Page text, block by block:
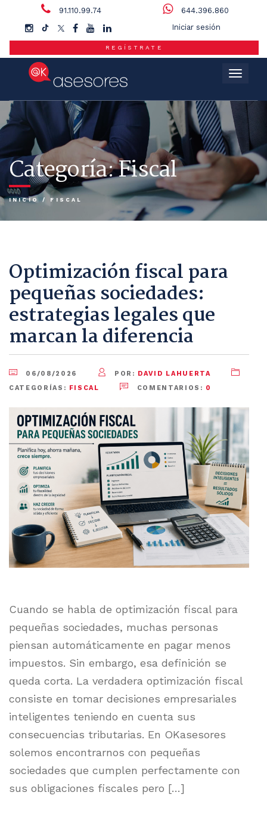
91.110.99.74
644.396.860
Iniciar sesión
REGÍSTRATE
Menú
Categoría:Fiscal
INICIO/ FISCAL
Optimización fiscal para
pequeñas sociedades:
estrategias legales que
marcan la diferencia
06/08/2026 POR: DAVID LAHUERTA
CATEGORÍAS: FISCAL COMENTARIOS: 0
Cuando se habla de optimización fiscal para
pequeñas sociedades, muchas personas
piensan automáticamente en pagar menos
impuestos. Sin embargo, esa definición se
queda corta. La verdadera optimización fiscal
consiste en tomar decisiones empresariales
inteligentes teniendo en cuenta sus
consecuencias tributarias. En OKasesores
solemos encontrarnos con pequeñas
sociedades que cumplen perfectamente con
sus obligaciones fiscales pero […]